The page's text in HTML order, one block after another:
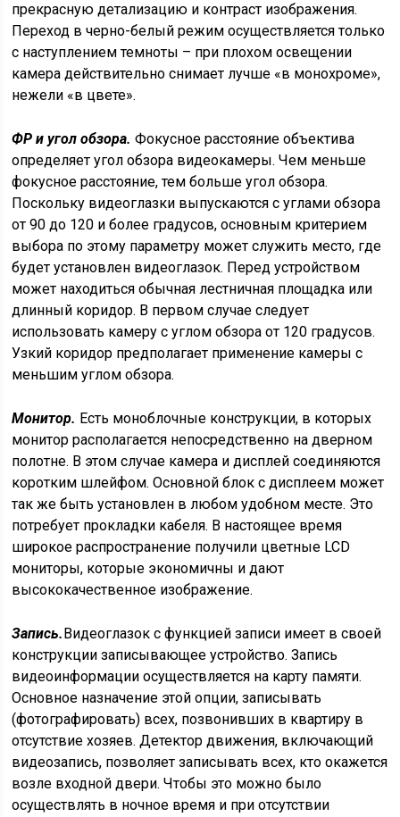
прекрасную детализацию и контраст изображения.
Переход в черно-белый режим осуществляется только
с наступлением темноты – при плохом освещении
камера действительно снимает лучше «в монохроме»,
нежели «в цвете».
ФР и угол обзора. Фокусное расстояние объектива
определяет угол обзора видеокамеры. Чем меньше
фокусное расстояние, тем больше угол обзора.
Поскольку видеоглазки выпускаются с углами обзора
от 90 до 120 и более градусов, основным критерием
выбора по этому параметру может служить место, где
будет установлен видеоглазок. Перед устройством
может находиться обычная лестничная площадка или
длинный коридор. В первом случае следует
использовать камеру с углом обзора от 120 градусов.
Узкий коридор предполагает применение камеры с
меньшим углом обзора.
Монитор. Есть моноблочные конструкции, в которых
монитор располагается непосредственно на дверном
полотне. В этом случае камера и дисплей соединяются
коротким шлейфом. Основной блок с дисплеем может
так же быть установлен в любом удобном месте. Это
потребует прокладки кабеля. В настоящее время
широкое распространение получили цветные LCD
мониторы, которые экономичны и дают
высококачественное изображение.
Запись.Видеоглазок с функцией записи имеет в своей
конструкции записывающее устройство. Запись
видеоинформации осуществляется на карту памяти.
Основное назначение этой опции, записывать
(фотографировать) всех, позвонивших в квартиру в
отсутствие хозяев. Детектор движения, включающий
видеозапись, позволяет записывать всех, кто окажется
возле входной двери. Чтобы это можно было
осуществлять в ночное время и при отсутствии